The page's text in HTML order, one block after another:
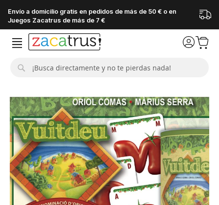
Envío a domicilio gratis en pedidos de más de 50 € o en
Juegos Zacatrus de más de 7 €
final
de
la
galería
de
imágenes